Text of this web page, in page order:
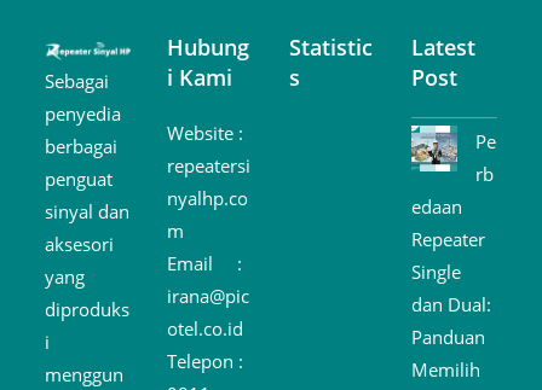
Sebagai
penyedia
berbagai
penguat
sinyal dan
aksesori
yang
diproduks
i
menggun
Hubung
i Kami
Website :
repeatersi
nyalhp.co
m
Email :
irana@pic
otel.co.id
Telepon :
Statistic
s
Latest
Post
Pe
rb
edaan
Repeater
Single
dan Dual:
Panduan
Memilih